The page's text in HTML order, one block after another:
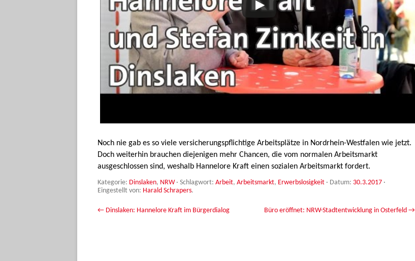
Noch nie gab es so viele versicherungspflichtige Arbeitsplätze in Nordrhein-Westfalen wie jetzt.
Doch weiterhin brauchen diejenigen mehr Chancen, die vom normalen Arbeitsmarkt
ausgeschlossen sind, weshalb Hannelore Kraft einen sozialen Arbeitsmarkt fordert.
Kategorie: Dinslaken, NRW· Schlagwort: Arbeit, Arbeitsmarkt, Erwerbslosigkeit · Datum: 30.3.2017 ·
Eingestellt von: Harald Schrapers.
Beitrags-Navigation
← Dinslaken: Hannelore Kraft im Bürgerdialog Büro eröffnet: NRW-Stadtentwicklung in Osterfeld →